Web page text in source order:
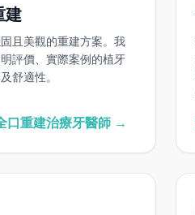
建
且美觀的重建方案。我
評價、實際案例的植牙
舒適性。
口重建治療牙醫師 →